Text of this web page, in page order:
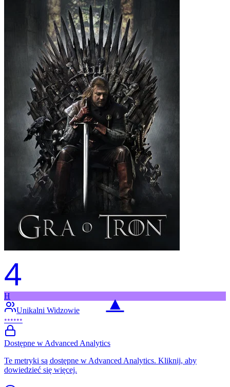
4
▲
H
Unikalni Widzowie
••••••
Dostępne w Advanced Analytics
Te metryki są dostępne w Advanced Analytics. Kliknij, aby
dowiedzieć się więcej.